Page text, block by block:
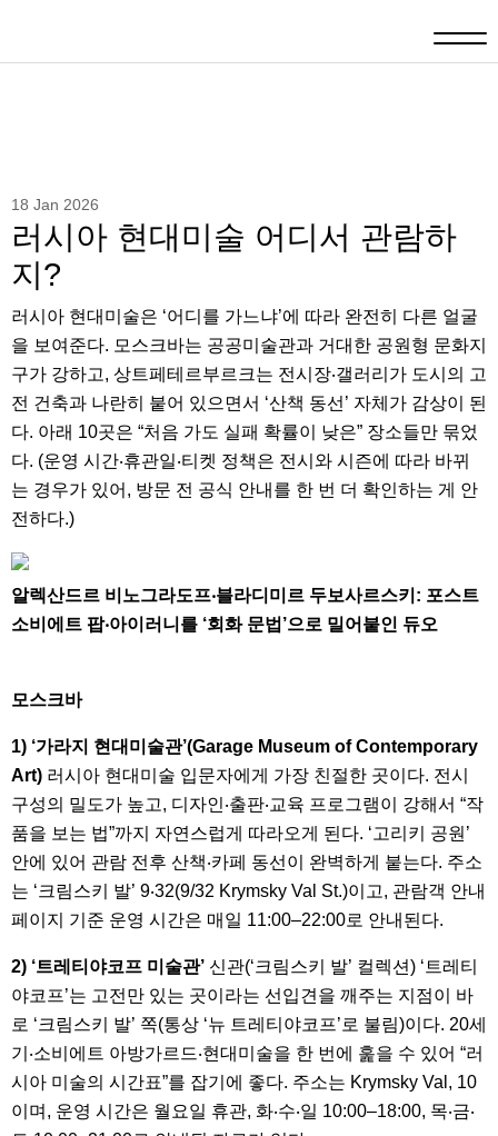
18 Jan 2026
러시아 현대미술 어디서 관람하
지?
러시아 현대미술은 ‘어디를 가느냐’에 따라 완전히 다른 얼굴
을 보여준다. 모스크바는 공공미술관과 거대한 공원형 문화지
구가 강하고, 상트페테르부르크는 전시장‧갤러리가 도시의 고
전 건축과 나란히 붙어 있으면서 ‘산책 동선’ 자체가 감상이 된
다. 아래 10곳은 “처음 가도 실패 확률이 낮은” 장소들만 묶었
다. (운영 시간‧휴관일‧티켓 정책은 전시와 시즌에 따라 바뀌
는 경우가 있어, 방문 전 공식 안내를 한 번 더 확인하는 게 안
전하다.)
알렉산드르 비노그라도프‧블라디미르 두보사르스키: 포스트
소비에트 팝‧아이러니를 ‘회화 문법’으로 밀어붙인 듀오
모스크바
1) ‘가라지 현대미술관’(Garage Museum of Contemporary
Art) 러시아 현대미술 입문자에게 가장 친절한 곳이다. 전시
구성의 밀도가 높고, 디자인‧출판‧교육 프로그램이 강해서 “작
품을 보는 법”까지 자연스럽게 따라오게 된다. ‘고리키 공원’
안에 있어 관람 전후 산책‧카페 동선이 완벽하게 붙는다. 주소
는 ‘크림스키 발’ 9‧32(9/32 Krymsky Val St.)이고, 관람객 안내
페이지 기준 운영 시간은 매일 11:00–22:00로 안내된다.
2) ‘트레티야코프 미술관’ 신관(‘크림스키 발’ 컬렉션) ‘트레티
야코프’는 고전만 있는 곳이라는 선입견을 깨주는 지점이 바
로 ‘크림스키 발’ 쪽(통상 ‘뉴 트레티야코프’로 불림)이다. 20세
기‧소비에트 아방가르드‧현대미술을 한 번에 훑을 수 있어 “러
시아 미술의 시간표”를 잡기에 좋다. 주소는 Krymsky Val, 10
이며, 운영 시간은 월요일 휴관, 화‧수‧일 10:00–18:00, 목‧금‧